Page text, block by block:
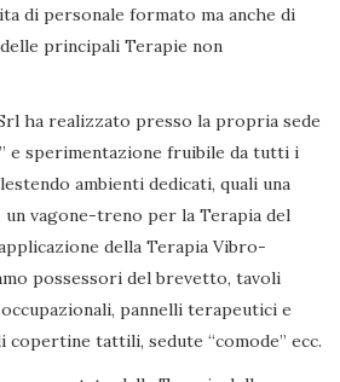
di personale formato ma anche di
principali Terapie non
ha realizzato presso la propria sede
e sperimentazione fruibile da tutti i
ambienti dedicati, quali una
un vagone-treno per la Terapia del
della Terapia Vibro-
possessori del brevetto, tavoli
pannelli terapeutici e
copertine tattili, sedute “comode” ecc.